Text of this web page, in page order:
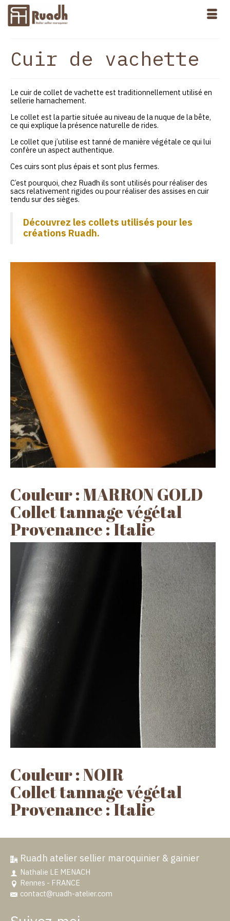
Cuir de vachette
Le cuir de collet de vachette est traditionnellement utilisé en
sellerie harnachement.
Le collet est la partie située au niveau de la nuque de la bête,
ce qui explique la présence naturelle de rides.
Le collet que j’utilise est tanné de manière végétale ce qui lui
confère un aspect authentique.
Ces cuirs sont plus épais et sont plus fermes.
C’est pourquoi, chez Ruadh ils sont utilisés pour réaliser des
sacs relativement rigides ou pour réaliser des assises en cuir
tendu sur des sièges.
Découvrez les collets utilisés pour les
créations Ruadh.
Couleur : MARRON GOLD
Collet tannage végétal
Provenance : Italie
Couleur : NOIR
Collet tannage végétal
Provenance : Italie
Ruadh atelier sellier maroquinier & gainier
Nathalie LE MENACH
Rennes - FRANCE
contact@ruadh-atelier.com